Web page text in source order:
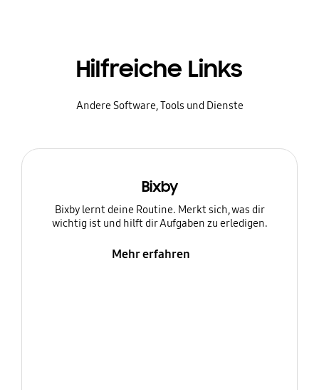
Hilfreiche Links
Andere Software, Tools und Dienste
Bixby
Bixby lernt deine Routine. Merkt sich, was dir
wichtig ist und hilft dir Aufgaben zu erledigen.
Mehr erfahren